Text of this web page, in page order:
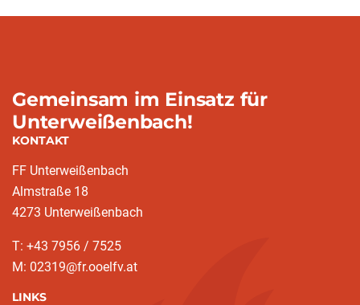
Gemeinsam im Einsatz für
Unterweißenbach!
KONTAKT
FF Unterweißenbach
Almstraße 18
4273 Unterweißenbach
T: +43 7956 / 7525
M: 02319@fr.ooelfv.at
LINKS